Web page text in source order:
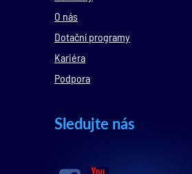
O nás
Dotační programy
Kariéra
Podpora
Sledujte nás